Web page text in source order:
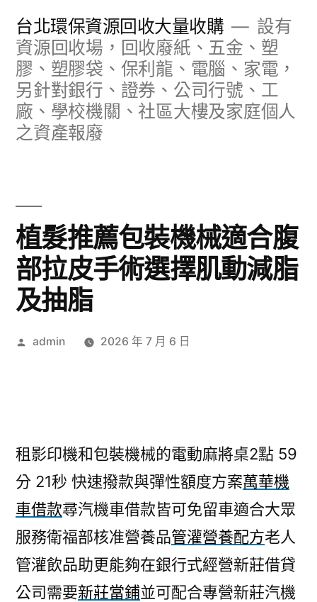
台北環保資源回收大量收購
設有
資源回收場，回收廢紙、五金、塑
膠、塑膠袋、保利龍、電腦、家電，
另針對銀行、證券、公司行號、工
廠、學校機關、社區大樓及家庭個人
之資產報廢
植髮推薦包裝機械適合腹
部拉皮手術選擇肌動減脂
及抽脂
作
admin 2026 年 7 月 6 日
租影印機和包裝機械的電動麻將桌2點 59
分 21秒 快速撥款與彈性額度方案萬華機
車借款尋汽機車借款皆可免留車適合大眾
服務衛福部核准營養品管灌營養配方老人
管灌飲品助更能夠在銀行式經營新莊借貸
公司需要新莊當鋪並可配合專營新莊汽機